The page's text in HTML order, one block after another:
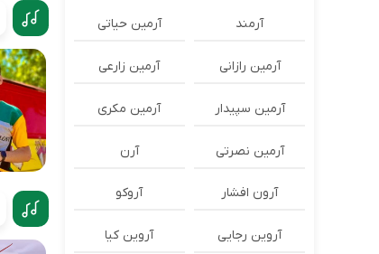
آرمند آرمین حیاتی
آرمین رازانی آرمین زارعی
آرمین سپیدار آرمین مکری
آرمین نصرتی آرن
آرون افشار آروکو
آروین رجایی آروین کیا